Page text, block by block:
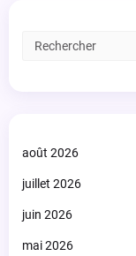
août 2026
juillet 2026
juin 2026
mai 2026